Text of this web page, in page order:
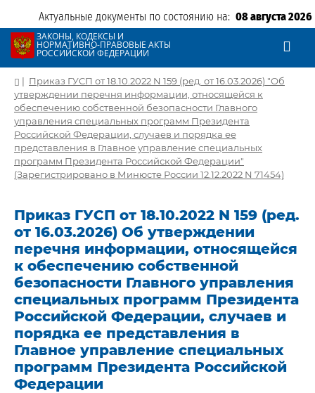
Актуальные документы по состоянию на: 08 августа 2026
ЗАКОНЫ, КОДЕКСЫ И
НОРМАТИВНО-ПРАВОВЫЕ АКТЫ
РОССИЙСКОЙ ФЕДЕРАЦИИ
| Приказ ГУСП от 18.10.2022 N 159 (ред. от 16.03.2026) "Об
утверждении перечня информации, относящейся к
обеспечению собственной безопасности Главного
управления специальных программ Президента
Российской Федерации, случаев и порядка ее
представления в Главное управление специальных
программ Президента Российской Федерации"
(Зарегистрировано в Минюсте России 12.12.2022 N 71454)
Приказ ГУСП от 18.10.2022 N 159 (ред.
от 16.03.2026) Об утверждении
перечня информации, относящейся
к обеспечению собственной
безопасности Главного управления
специальных программ Президента
Российской Федерации, случаев и
порядка ее представления в
Главное управление специальных
программ Президента Российской
Федерации